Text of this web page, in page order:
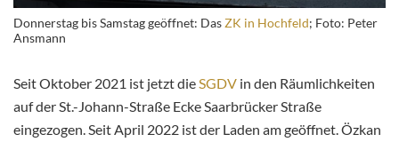
Donnerstag bis Samstag geöffnet: DasZK in Hochfeld; Foto: Peter
Ansmann
Seit Oktober 2021 ist jetzt dieSGDV in den Räumlichkeiten
auf der St.-Johann-Straße Ecke Saarbrücker Straße
eingezogen. Seit April 2022 ist der Laden am geöffnet. Özkan